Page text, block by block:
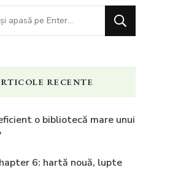
RECENTE
o bibliotecă mare unui
6: hartă nouă, lupte